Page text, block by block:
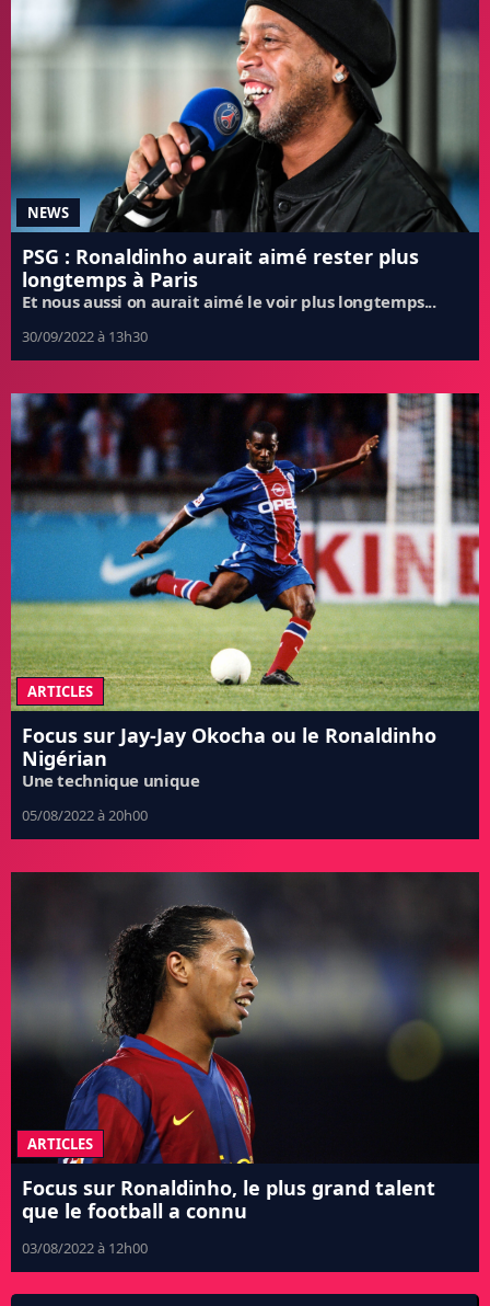
NEWS
PSG : Ronaldinho aurait aimé rester plus
longtemps à Paris
Et nous aussi on aurait aimé le voir plus longtemps...
30/09/2022 à 13h30
ARTICLES
Focus sur Jay-Jay Okocha ou le Ronaldinho
Nigérian
Une technique unique
05/08/2022 à 20h00
ARTICLES
Focus sur Ronaldinho, le plus grand talent
que le football a connu
03/08/2022 à 12h00